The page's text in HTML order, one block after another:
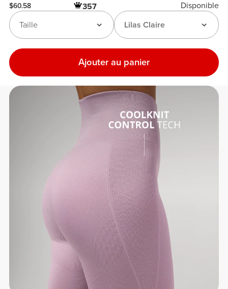
$60.58 357
Disponible
Lilas Claire
Taille
Ajouter au panier